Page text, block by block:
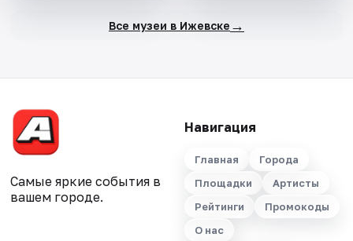
Все музеи в Ижевске →
Самые яркие события в
вашем городе.
Навигация
Главная
Города
Площадки
Артисты
Рейтинги
Промокоды
О нас